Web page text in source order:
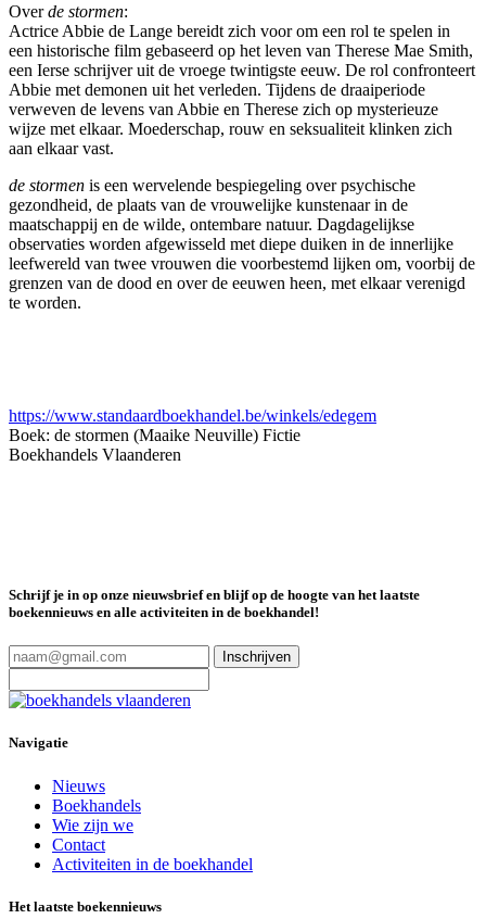
Overde stormen:
Actrice Abbie de Lange bereidt zich voor om een rol te spelen in
een historische film gebaseerd op het leven van Therese Mae Smith,
een Ierse schrijver uit de vroege twintigste eeuw. De rol confronteert
Abbie met demonen uit het verleden. Tijdens de draaiperiode
verweven de levens van Abbie en Therese zich op mysterieuze
wijze met elkaar. Moederschap, rouw en seksualiteit klinken zich
aan elkaar vast.
de stormen is een wervelende bespiegeling over psychische
gezondheid, de plaats van de vrouwelijke kunstenaar in de
maatschappij en de wilde, ontembare natuur. Dagdagelijkse
observaties worden afgewisseld met diepe duiken in de innerlijke
leefwereld van twee vrouwen die voorbestemd lijken om, voorbij de
grenzen van de dood en over de eeuwen heen, met elkaar verenigd
te worden.
https://www.standaardboekhandel.be/winkels/edegem
Boek: de stormen (Maaike Neuville) Fictie
Boekhandels Vlaanderen
Schrijf je in op onze nieuwsbrief en blijf op de hoogte van het laatste
boekennieuws en alle activiteiten in de boekhandel!
Inschrijven
Navigatie
Nieuws
Boekhandels
Wie zijn we
Contact
Activiteiten in de boekhandel
Het laatste boekennieuws